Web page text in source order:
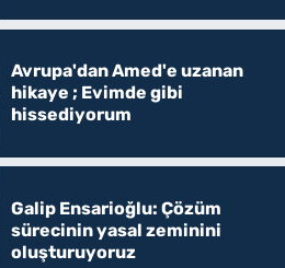
Avrupa'dan Amed'e uzanan
hikaye ; Evimde gibi
hissediyorum
Galip Ensarioğlu: Çözüm
sürecinin yasal zeminini
oluşturuyoruz